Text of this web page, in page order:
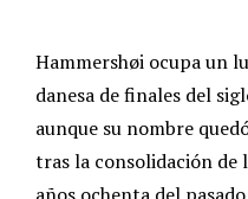
Hammershøi ocupa un
danesa de finales del
aunque su nombre
tras la consolidación de
años ochenta del